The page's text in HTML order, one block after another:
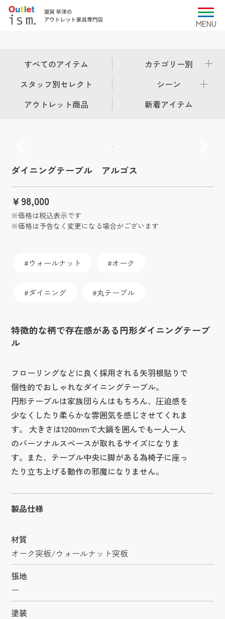
すべてのアイテム
カテゴリー別
スタッフ別セレクト
シーン
アウトレット商品
新着アイテム
ダイニングテーブル アルゴス
￥98,000
※価格は税込表示です
※価格は予告なく変更になる場合がございます
ウォールナット オーク
ダイニング 丸テーブル
特徴的な柄で存在感がある円形ダイニングテーブ
ル
フローリングなどに良く採用される矢羽根貼りで
個性的でおしゃれなダイニングテーブル。
円形テーブルは家族団らんはもちろん、圧迫感を
少なくしたり柔らかな雰囲気を感じさせてくれま
す。 大きさは1200mmで大鍋を囲んでも一人一人
のパーソナルスペースが取れるサイズになりま
す。また、テーブル中央に脚がある為椅子に座っ
たり立ち上げる動作の邪魔になりません。
製品仕様
材質
オーク突板/ウォールナット突板
張地
ー
塗装